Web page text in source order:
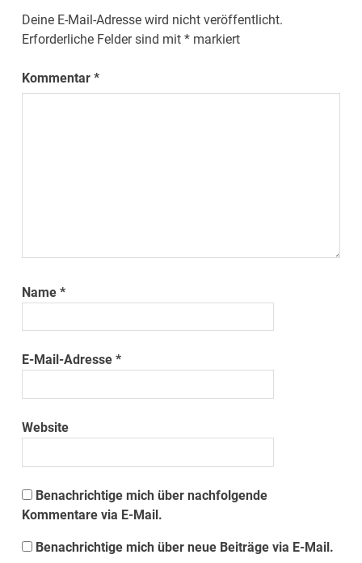
Deine E-Mail-Adresse wird nicht veröffentlicht.
Erforderliche Felder sind mit* markiert
Kommentar*
Name*
E-Mail-Adresse*
Website
Benachrichtige mich über nachfolgende
Kommentare via E-Mail.
Benachrichtige mich über neue Beiträge via E-Mail.